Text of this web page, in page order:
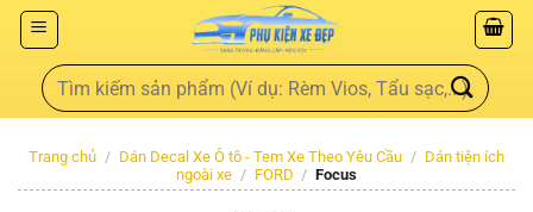
Trang chủ / Dán Decal Xe Ô tô - Tem Xe Theo Yêu Cầu / Dán tiện ích
ngoài xe / FORD / Focus